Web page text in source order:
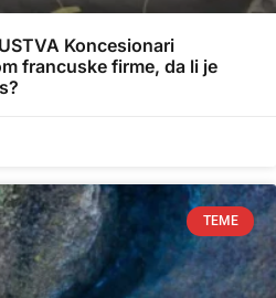
Koncesionari
francuske firme, da li je
TEME